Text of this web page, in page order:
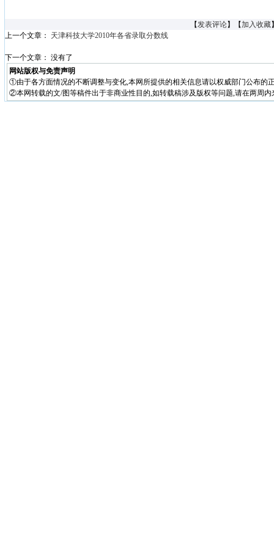
【发表评论】【加入收藏
上一个文章：
天津科技大学2010年各省录取分数线
下一个文章： 没有了
网站版权与免责声明
①由于各方面情况的不断调整与变化,本网所提供的相关信息请以权威部门公布的
②本网转载的文/图等稿件出于非商业性目的,如转载稿涉及版权等问题,请在两周内